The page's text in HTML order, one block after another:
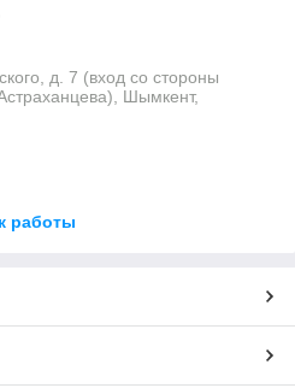
д. 7 (вход со стороны
Шымкент,
работы